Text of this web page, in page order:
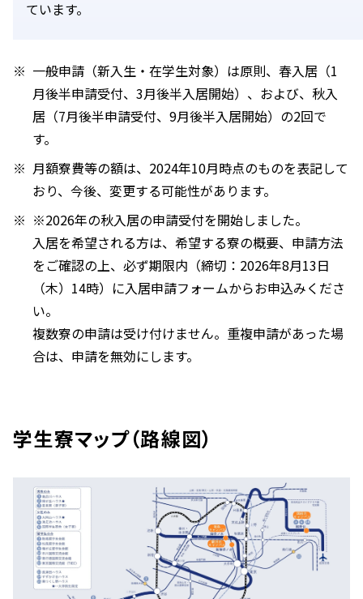
ています。
一般申請（新入生・在学生対象）は原則、春入居（1
月後半申請受付、3月後半入居開始）、および、秋入
居（7月後半申請受付、9月後半入居開始）の2回で
す。
月額寮費等の額は、2024年10月時点のものを表記して
おり、今後、変更する可能性があります。
※2026年の秋入居の申請受付を開始しました。
入居を希望される方は、希望する寮の概要、申請方法
をご確認の上、必ず期限内（締切：2026年8月13日
（木）14時）に入居申請フォームからお申込みくださ
い。
複数寮の申請は受け付けません。重複申請があった場
合は、申請を無効にします。
学生寮マップ（路線図）